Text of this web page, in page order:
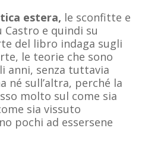
estera, le sconfitte e
Castro e quindi su
del libro indaga sugli
le teorie che sono
anni, senza tuttavia
né sull’altra, perché la
molto sul come sia
sia vissuto
pochi ad essersene